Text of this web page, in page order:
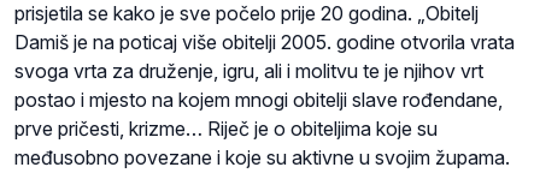
prisjetila se kako je sve počelo prije 20 godina. „Obitelj
Damiš je na poticaj više obitelji 2005. godine otvorila vrata
svoga vrta za druženje, igru, ali i molitvu te je njihov vrt
postao i mjesto na kojem mnogi obitelji slave rođendane,
prve pričesti, krizme… Riječ je o obiteljima koje su
međusobno povezane i koje su aktivne u svojim župama.